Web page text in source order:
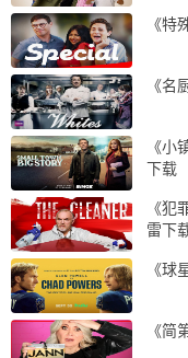
《特
《名
《小
下载
《犯
雷下
《球
《简